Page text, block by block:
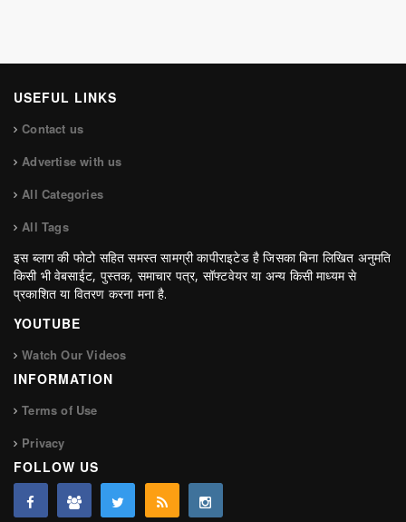
USEFUL LINKS
Contact us
Advertise with us
All Categories
All Tags
इस ब्लाग की फोटो सहित समस्त सामग्री कापीराइटेड है जिसका बिना लिखित अनुमति
किसी भी वेबसाईट, पुस्तक, समाचार पत्र, सॉफ्टवेयर या अन्य किसी माध्यम से
प्रकाशित या वितरण करना मना है.
YOUTUBE
Watch Our Videos
INFORMATION
Terms of Use
Privacy
FOLLOW US